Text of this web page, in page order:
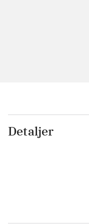
Detaljer